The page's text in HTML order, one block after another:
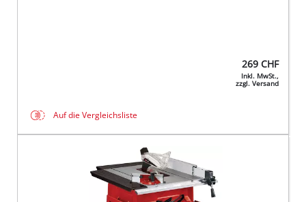
269 CHF
Inkl. MwSt.,
zzgl. Versand
Auf die Vergleichsliste